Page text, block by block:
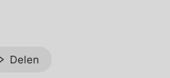
Delen